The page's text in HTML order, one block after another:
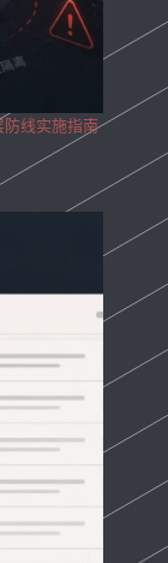
线实施指南